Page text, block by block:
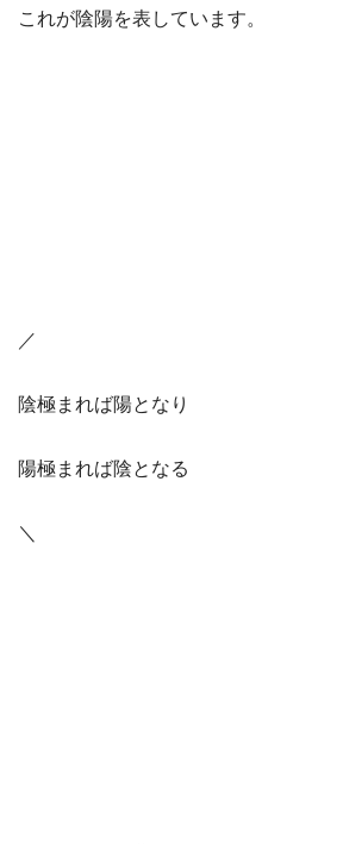
これが陰陽を表しています。
／
陰極まれば陽となり
陽極まれば陰となる
＼